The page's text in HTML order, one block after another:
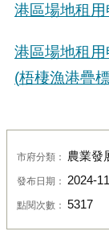
港區場地租
港區場地租
(梧棲漁港疊
市府分類： 農業發
發布日期： 2024-
點閱次數： 5317